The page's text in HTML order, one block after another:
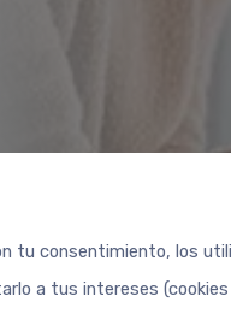
tu consentimiento, los
a tus intereses